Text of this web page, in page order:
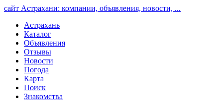
сайт Астрахани: компании, объявления, новости, ...
Астрахань
Каталог
Объявления
Отзывы
Новости
Погода
Карта
Поиск
Знакомства